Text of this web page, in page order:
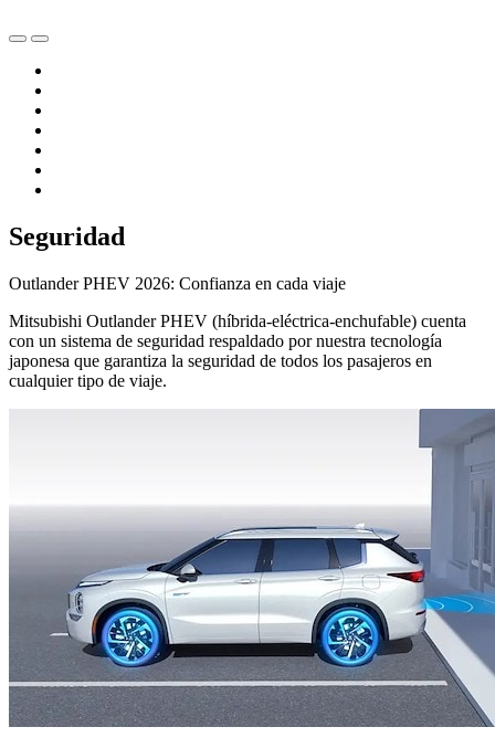
Seguridad
Outlander PHEV 2026: Confianza en cada viaje
Mitsubishi Outlander PHEV (híbrida-eléctrica-enchufable) cuenta
con un sistema de seguridad respaldado por nuestra tecnología
japonesa que garantiza la seguridad de todos los pasajeros en
cualquier tipo de viaje.